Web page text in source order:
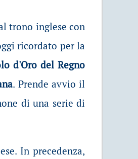
trono inglese con
ricordato per la
d'Oro del Regno
. Prende avvio il
di una serie di
In precedenza,